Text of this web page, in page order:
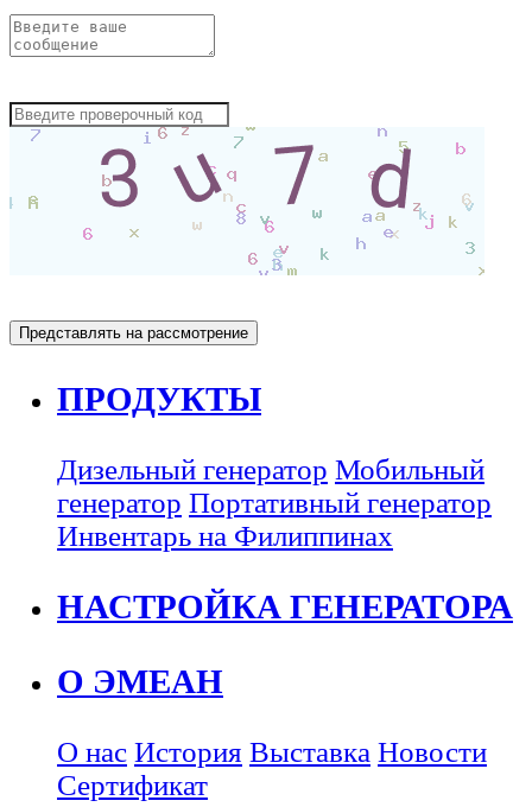
ПРОДУКТЫ
Дизельный генератор Мобильный
генератор Портативный генератор
Инвентарь на Филиппинах
НАСТРОЙКА ГЕНЕРАТОРА
О ЭМЕАН
О нас История Выставка Новости
Сертификат